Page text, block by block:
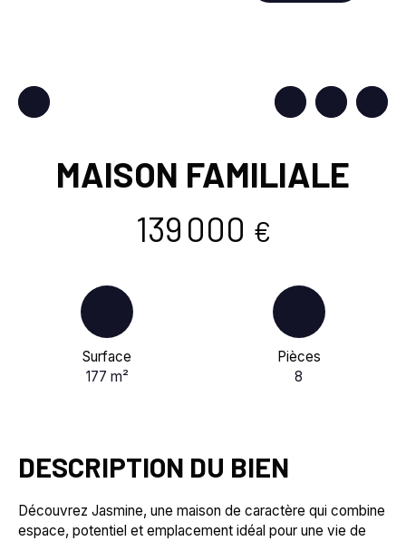
MAISON FAMILIALE
139 000 €
Surface
177 m²
Pièces
8
DESCRIPTION DU BIEN
Découvrez Jasmine, une maison de caractère qui combine
espace, potentiel et emplacement idéal pour une vie de